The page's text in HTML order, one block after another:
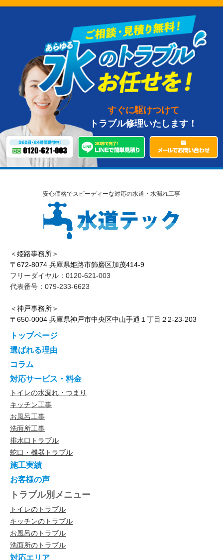
すぐに駆けつけて
トラブル修理いたします！
安心価格でスピーディーな対応の水道・水漏れ工事
＜姫路事務所＞
〒672-8074 兵庫県姫路市飾磨区加茂414-9
フリーダイヤル：0120-621-003
代表番号：079-233-6623
＜神戸事務所＞
〒650-0004 兵庫県神戸市中央区中山手通１丁目２2-23-203
トップページ
選ばれる理由
コラム
対応サービス・料金
トイレの水漏れ・つまり
キッチン工事
お風呂工事
洗面所工事
排水口トラブル
蛇口・機器トラブル
施工実績
お客様の声
トラブル別メニュー
トイレのトラブル
キッチンのトラブル
お風呂のトラブル
洗面所のトラブル
対応エリア